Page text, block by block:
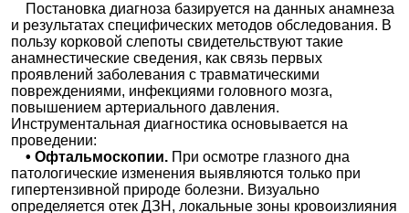
Постановка диагноза базируется на данных анамнеза
и результатах специфических методов обследования. В
пользу корковой слепоты свидетельствуют такие
анамнестические сведения, как связь первых
проявлений заболевания с травматическими
повреждениями, инфекциями головного мозга,
повышением артериального давления.
Инструментальная диагностика основывается на
проведении:
• Офтальмоскопии. При осмотре глазного дна
патологические изменения выявляются только при
гипертензивной природе болезни. Визуально
определяется отек ДЗН, локальные зоны кровоизлияния